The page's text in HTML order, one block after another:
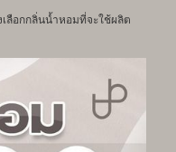
ลือกกลิ่นน้ำหอมที่จะใช้ผลิต